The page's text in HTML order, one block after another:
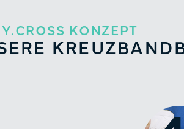
KONZEPT